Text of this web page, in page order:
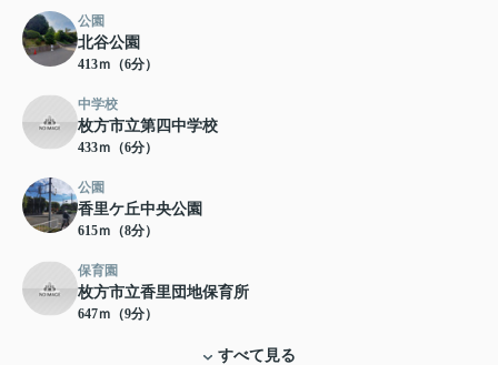
公園
北谷公園
413ｍ（6分）
中学校
枚方市立第四中学校
433ｍ（6分）
公園
香里ケ丘中央公園
615ｍ（8分）
保育園
枚方市立香里団地保育所
647ｍ（9分）
すべて見る